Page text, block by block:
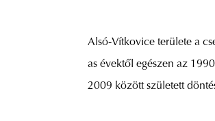
Alsó-Vítkovice területe a
as évektől egészen az
2009 között született